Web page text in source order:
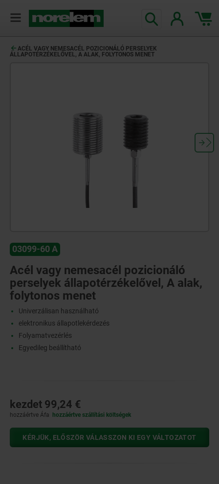
ACÉL VAGY NEMESACÉL POZICIONÁLÓ PERSELYEK
ÁLLAPOTÉRZÉKELŐVEL, A ALAK, FOLYTONOS MENET
03099-60 A
Acél vagy nemesacél pozicionáló
perselyek állapotérzékelővel, A alak,
folytonos menet
Univerzálisan használható
elektronikus állapotlekérdezés
Folyamatvezérlés
Egyedileg beállítható
kezdet 99,24 €
hozzáértve Áfa hozzáértve szállítási költségek
KÉRJÜK, ELŐSZÖR VÁLASSZON KI EGY VÁLTOZATOT